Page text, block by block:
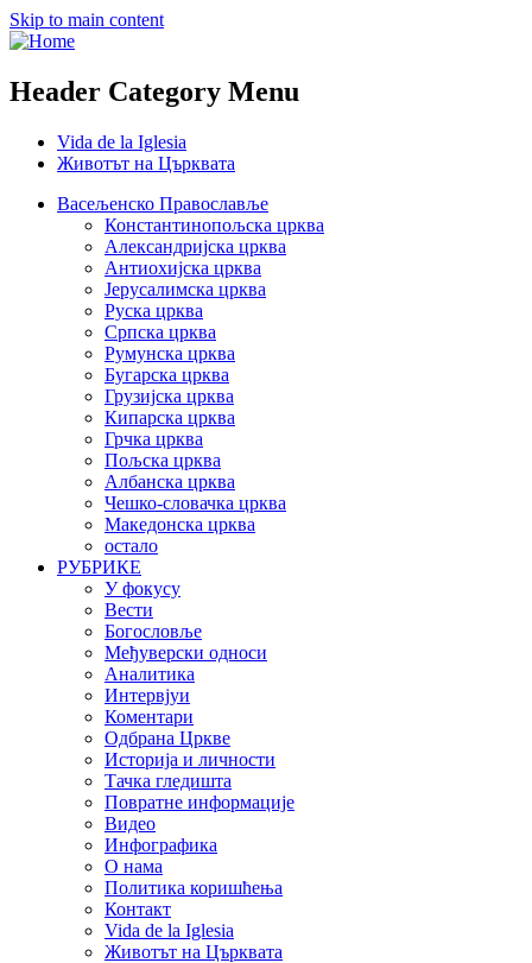
Skip to main content
Header Category Menu
Vida de la Iglesia
Животът на Църквата
Васељенско Православље
Константинопољска црква
Александријска црква
Антиохијска црква
Јерусалимска црква
Руска црква
Српска црква
Румунска црква
Бугарска црква
Грузијска црква
Кипарска црква
Грчка црква
Пољска црква
Албанска црква
Чешко-словачка црква
Македонска црква
остало
РУБРИКЕ
У фокусу
Вести
Богословље
Међуверски односи
Аналитика
Интервјуи
Коментари
Одбрана Цркве
Историја и личности
Тачка гледишта
Повратне информације
Видео
Инфографика
О нама
Политика коришћења
Контакт
Vida de la Iglesia
Животът на Църквата